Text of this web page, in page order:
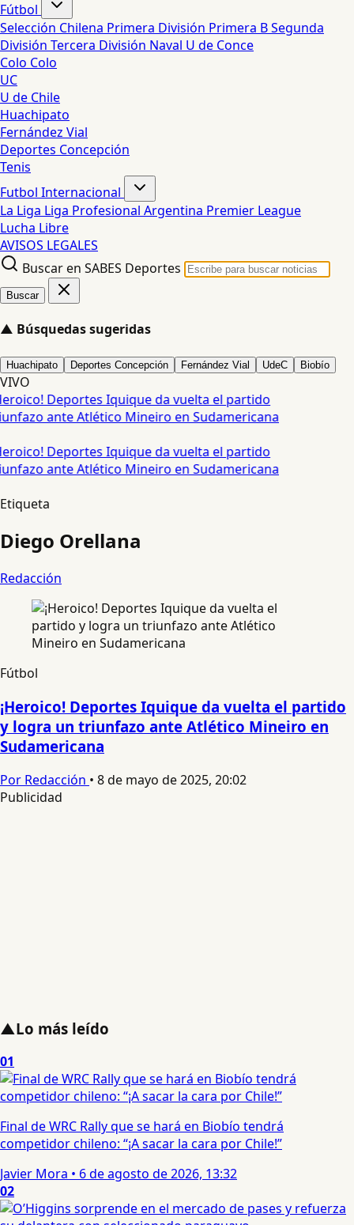
Fútbol
Selección Chilena Primera División Primera BSegunda
División Tercera División Naval U de Conce
Colo Colo
UC
U de Chile
Huachipato
Fernández Vial
Deportes Concepción
Tenis
Futbol Internacional
La Liga Liga Profesional Argentina Premier League
Lucha Libre
AVISOS LEGALES
Buscar en SABES Deportes
Buscar
▲ Búsquedas sugeridas
Huachipato Deportes Concepción Fernández Vial UdeC Biobío
VIVO
Deportes Iquique da vuelta el partido
ante Atlético Mineiro en Sudamericana
Deportes Iquique da vuelta el partido
ante Atlético Mineiro en Sudamericana
Etiqueta
Diego Orellana
Redacción
Fútbol
¡Heroico! Deportes Iquique da vuelta el partido
y logra un triunfazo ante Atlético Mineiro en
Sudamericana
Por Redacción • 8 de mayo de 2025, 20:02
Publicidad
▲Lo más leído
01
Final de WRC Rally que se hará en Biobío tendrá
competidor chileno: “¡A sacar la cara por Chile!”
Javier Mora • 6 de agosto de 2026, 13:32
02